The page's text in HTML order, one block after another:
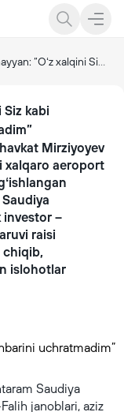
sevadigan davlat rahbarini uchratmadim”
Siz kabi
Mirziyoyev
xalqaro aeroport
–
raisi
chiqib,
islohotlar
Saudiya
janoblari, aziz